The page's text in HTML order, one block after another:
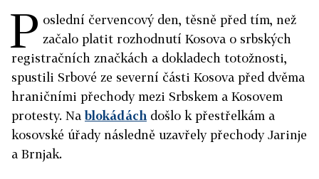
P oslední červencový den, těsně před tím, než
začalo platit rozhodnutí Kosova o srbských
registračních značkách a dokladech totožnosti,
spustili Srbové ze severní části Kosova před dvěma
hraničními přechody mezi Srbskem a Kosovem
protesty. Na blokádách došlo k přestřelkám a
kosovské úřady následně uzavřely přechody Jarinje
a Brnjak.